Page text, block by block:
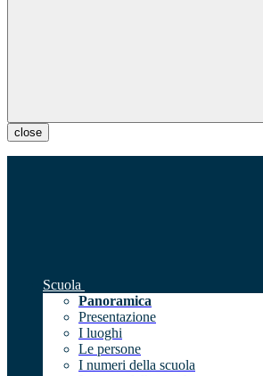
close
Scuola
Panoramica
Presentazione
I luoghi
Le persone
I numeri della scuola